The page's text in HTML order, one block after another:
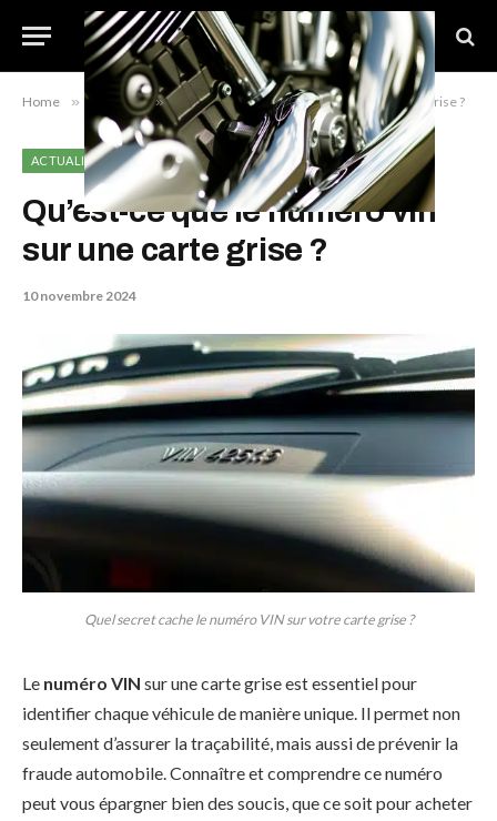
Home » Actualité » Qu’est-ce que le numéro vin sur une carte grise ?
ACTUALITÉ
Qu’est-ce que le numéro vin
sur une carte grise ?
10 novembre 2024
Quel secret cache le numéro VIN sur votre carte grise ?
Le numéro VIN sur une carte grise est essentiel pour
identifier chaque véhicule de manière unique. Il permet non
seulement d’assurer la traçabilité, mais aussi de prévenir la
fraude automobile. Connaître et comprendre ce numéro
peut vous épargner bien des soucis, que ce soit pour acheter